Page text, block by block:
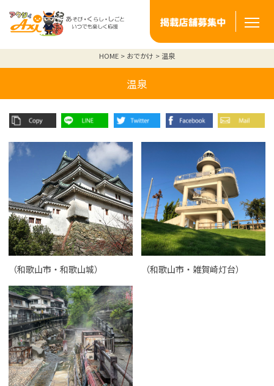
HOME おでかけ 温泉
温泉
（和歌山市・和歌山城） （和歌山市・雑賀崎灯台）